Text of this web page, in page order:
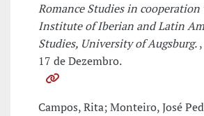
Romance Studies in
Institute of Iberian and Latin
Studies, University of Augsburg.
17 de Dezembro.
Campos, Rita; Monteiro, José